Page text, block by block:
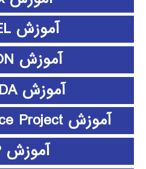
آموزش LISREL
آموزش LUMION
آموزش MAXQDA
آموزش Microsoft Office Project
آموزش PHP